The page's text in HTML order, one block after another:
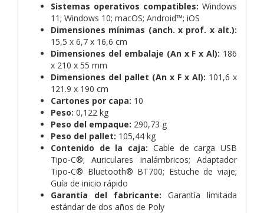
Sistemas operativos compatibles: Windows
11; Windows 10; macOS; Android™; iOS
Dimensiones mínimas (anch. x prof. x alt.):
15,5 x 6,7 x 16,6 cm
Dimensiones del embalaje (An x F x Al): 186
x 210 x 55 mm
Dimensiones del pallet (An x F x Al): 101,6 x
121.9 x 190 cm
Cartones por capa: 10
Peso: 0,122 kg
Peso del empaque: 290,73 g
Peso del pallet: 105,44 kg
Contenido de la caja: Cable de carga USB
Tipo-C®; Auriculares inalámbricos; Adaptador
Tipo-C® Bluetooth® BT700; Estuche de viaje;
Guía de inicio rápido
Garantía del fabricante: Garantía limitada
estándar de dos años de Poly